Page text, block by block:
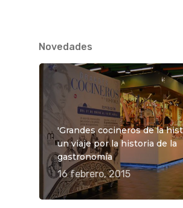
Novedades
'Grandes cocineros de la
un viaje por la historia de la
gastronomía
16 febrero, 2015 QUÉ